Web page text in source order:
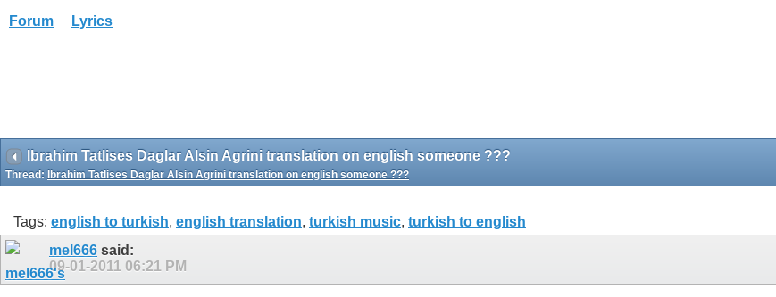
Forum Lyrics
Ibrahim Tatlises Daglar Alsin Agrini translation on english someone ???
Thread: Ibrahim Tatlises Daglar Alsin Agrini translation on english someone ???
Tags: english to turkish, english translation, turkish music, turkish to english
mel666 said:
09-01-2011 06:21 PM